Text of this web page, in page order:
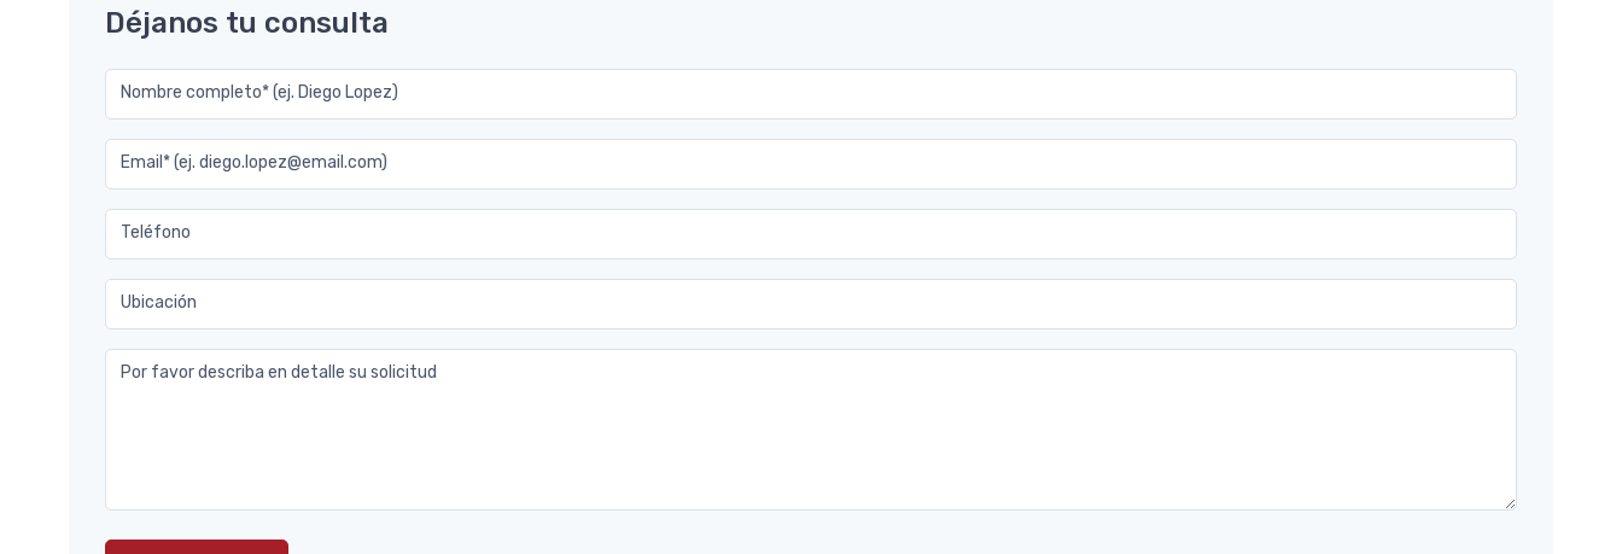
Déjanos tu consulta
Nombre completo* (ej. Diego Lopez)
Email* (ej. diego.lopez@email.com)
Teléfono
Ubicación
Por favor describa en detalle su solicitud